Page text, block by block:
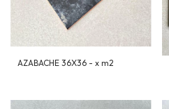
AZABACHE 36X36 - x m2